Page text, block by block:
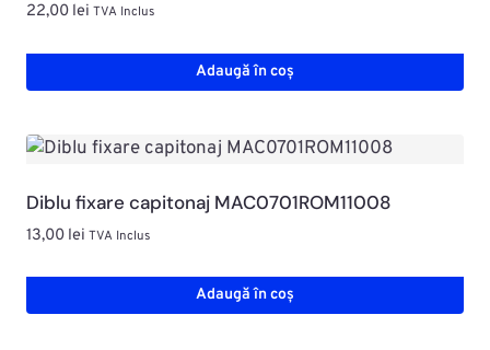
22,00 lei TVA Inclus
Adaugă în coș
Diblu fixare capitonaj MAC0701ROM11008
13,00 lei TVA Inclus
Adaugă în coș